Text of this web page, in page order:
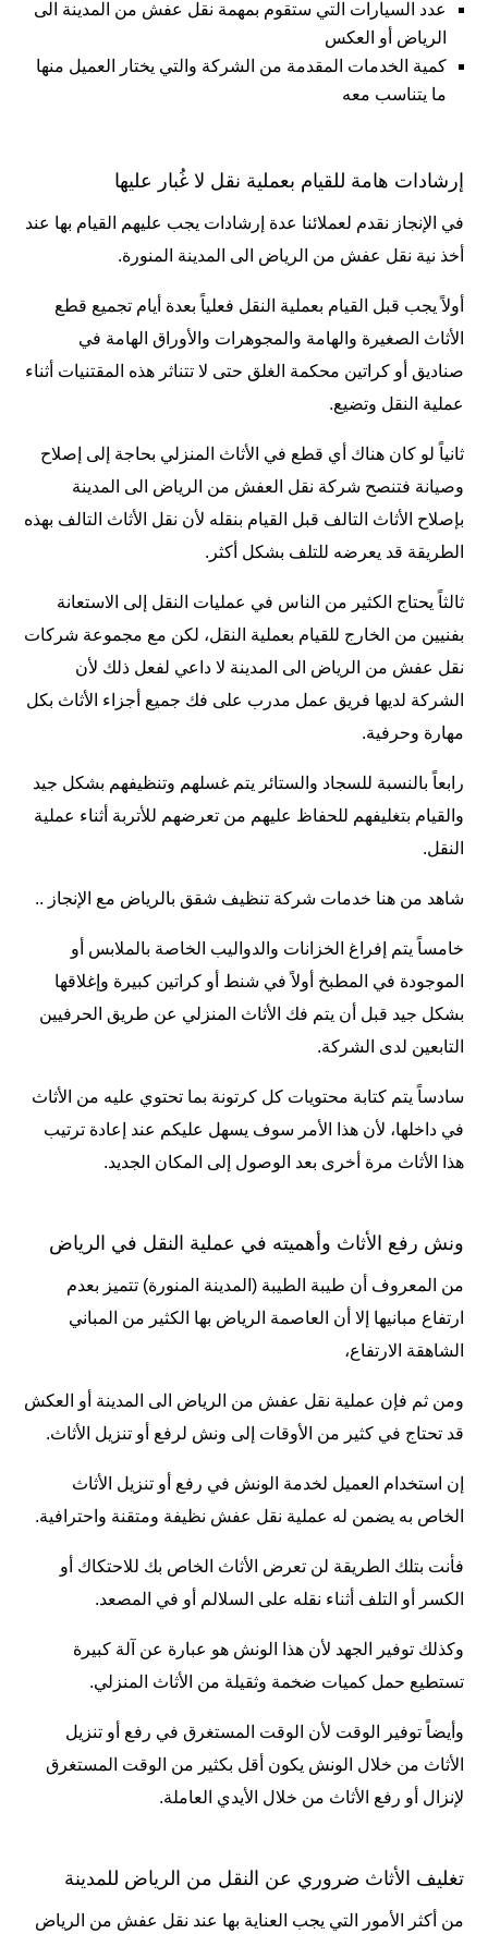
عدد السيارات التي ستقوم بمهمة نقل عفش من المدينة الى
الرياض أو العكس
كمية الخدمات المقدمة من الشركة والتي يختار العميل منها
ما يتناسب معه
إرشادات هامة للقيام بعملية نقل لا غُبار عليها
في الإنجاز نقدم لعملائنا عدة إرشادات يجب عليهم القيام بها عند
أخذ نية نقل عفش من الرياض الى المدينة المنورة.
أولاً يجب قبل القيام بعملية النقل فعلياً بعدة أيام تجميع قطع
الأثاث الصغيرة والهامة والمجوهرات والأوراق الهامة في
صناديق أو كراتين محكمة الغلق حتى لا تتناثر هذه المقتنيات أثناء
عملية النقل وتضيع.
ثانياً لو كان هناك أي قطع في الأثاث المنزلي بحاجة إلى إصلاح
وصيانة فتنصح شركة نقل العفش من الرياض الى المدينة
بإصلاح الأثاث التالف قبل القيام بنقله لأن نقل الأثاث التالف بهذه
الطريقة قد يعرضه للتلف بشكل أكثر.
ثالثاً يحتاج الكثير من الناس في عمليات النقل إلى الاستعانة
بفنيين من الخارج للقيام بعملية النقل، لكن مع مجموعة شركات
نقل عفش من الرياض الى المدينة لا داعي لفعل ذلك لأن
الشركة لديها فريق عمل مدرب على فك جميع أجزاء الأثاث بكل
مهارة وحرفية.
رابعاً بالنسبة للسجاد والستائر يتم غسلهم وتنظيفهم بشكل جيد
والقيام بتغليفهم للحفاظ عليهم من تعرضهم للأتربة أثناء عملية
النقل.
شاهد من هنا خدمات شركة تنظيف شقق بالرياض مع الإنجاز ..
خامساً يتم إفراغ الخزانات والدواليب الخاصة بالملابس أو
الموجودة في المطبخ أولاً في شنط أو كراتين كبيرة وإغلاقها
بشكل جيد قبل أن يتم فك الأثاث المنزلي عن طريق الحرفيين
التابعين لدى الشركة.
سادساً يتم كتابة محتويات كل كرتونة بما تحتوي عليه من الأثاث
في داخلها، لأن هذا الأمر سوف يسهل عليكم عند إعادة ترتيب
هذا الأثاث مرة أخرى بعد الوصول إلى المكان الجديد.
ونش رفع الأثاث وأهميته في عملية النقل في الرياض
من المعروف أن طيبة الطيبة (المدينة المنورة) تتميز بعدم
ارتفاع مبانيها إلا أن العاصمة الرياض بها الكثير من المباني
الشاهقة الارتفاع،
ومن ثم فإن عملية نقل عفش من الرياض الى المدينة أو العكش
قد تحتاج في كثير من الأوقات إلى ونش لرفع أو تنزيل الأثاث.
إن استخدام العميل لخدمة الونش في رفع أو تنزيل الأثاث
الخاص به يضمن له عملية نقل عفش نظيفة ومتقنة واحترافية.
فأنت بتلك الطريقة لن تعرض الأثاث الخاص بك للاحتكاك أو
الكسر أو التلف أثناء نقله على السلالم أو في المصعد.
وكذلك توفير الجهد لأن هذا الونش هو عبارة عن آلة كبيرة
تستطيع حمل كميات ضخمة وثقيلة من الأثاث المنزلي.
وأيضاً توفير الوقت لأن الوقت المستغرق في رفع أو تنزيل
الأثاث من خلال الونش يكون أقل بكثير من الوقت المستغرق
لإنزال أو رفع الأثاث من خلال الأيدي العاملة.
تغليف الأثاث ضروري عن النقل من الرياض للمدينة
من أكثر الأمور التي يجب العناية بها عند نقل عفش من الرياض